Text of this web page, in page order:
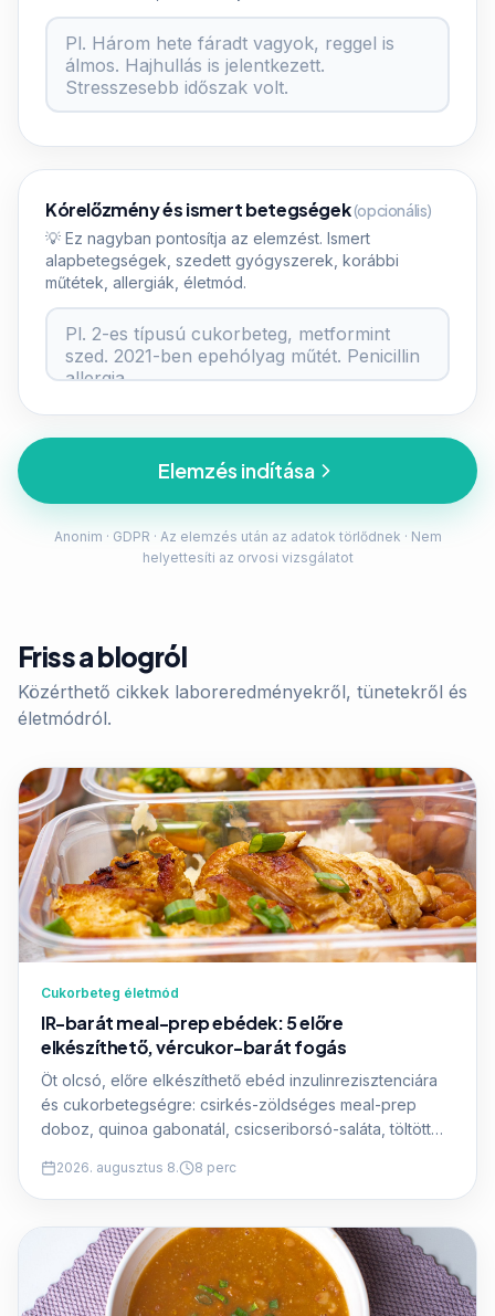
Kórelőzmény és ismert betegségek(opcionális)
💡 Ez nagyban pontosítja az elemzést. Ismert
alapbetegségek, szedett gyógyszerek, korábbi
műtétek, allergiák, életmód.
Elemzés indítása
Anonim · GDPR · Az elemzés után az adatok törlődnek · Nem
helyettesíti az orvosi vizsgálatot
Friss a blogról
Közérthető cikkek laboreredményekről, tünetekről és
életmódról.
Cukorbeteg életmód
IR-barát meal-prep ebédek: 5 előre
elkészíthető, vércukor-barát fogás
Öt olcsó, előre elkészíthető ebéd inzulinrezisztenciára
és cukorbetegségre: csirkés-zöldséges meal-prep
doboz, quinoa gabonatál, csicseriborsó-saláta, töltött
hozzávalókkal és makróértékekkel.
2026. augusztus 8. 8 perc